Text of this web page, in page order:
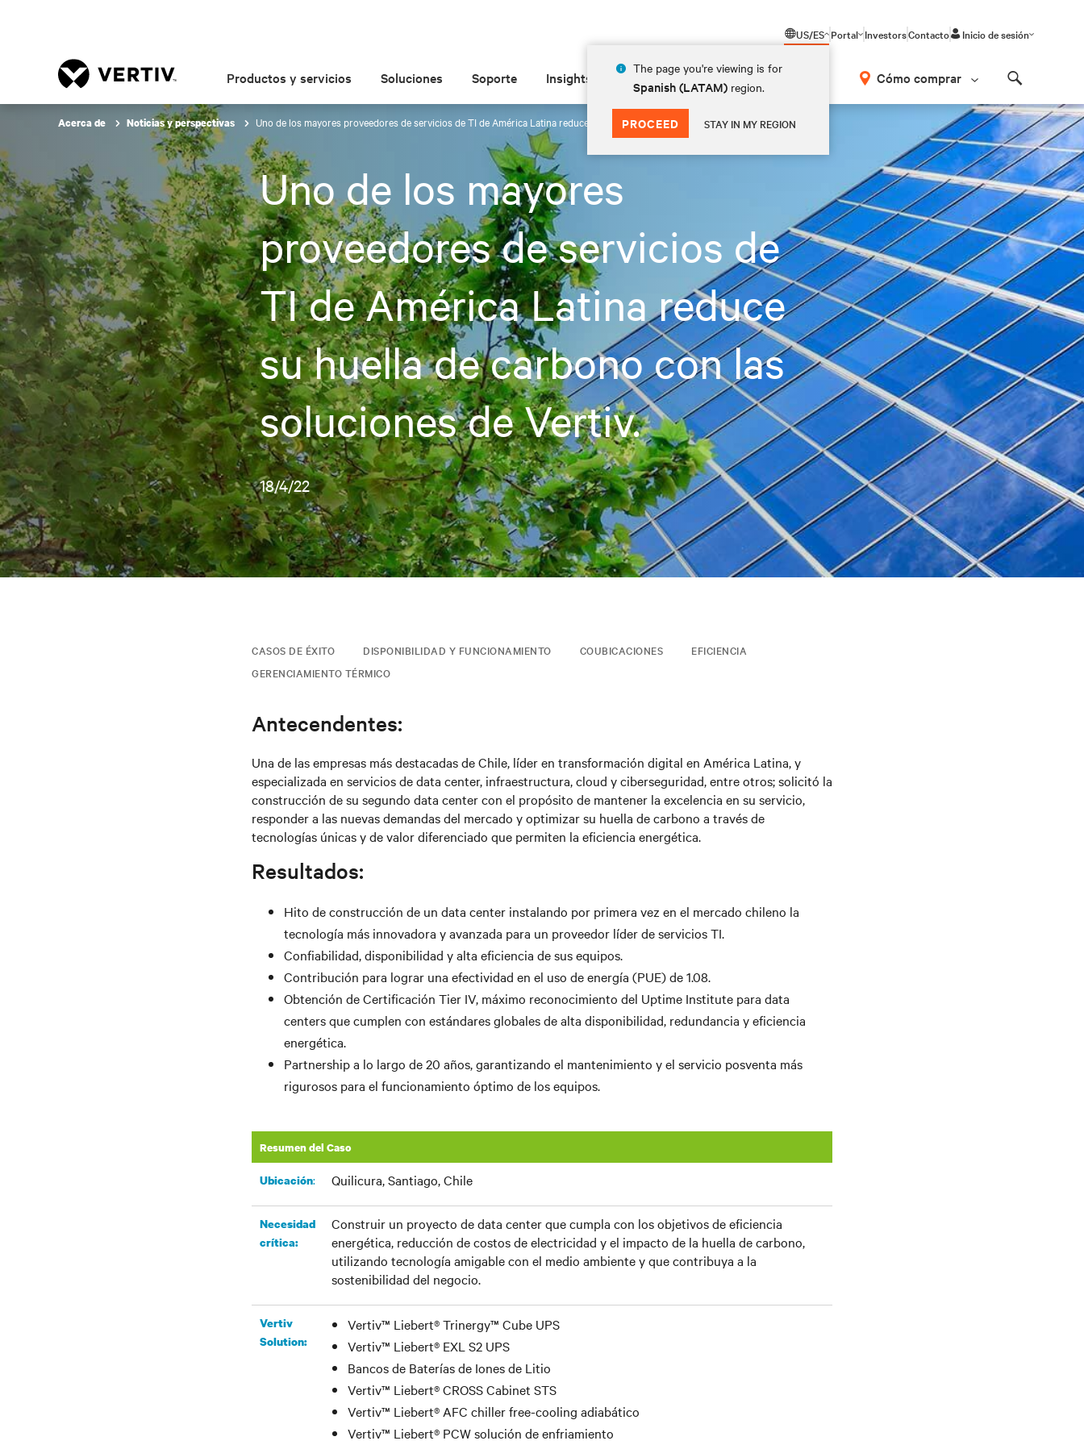
US/ES
The page you're viewing is for
Spanish (LATAM) region.
PROCEED STAY IN MY REGION
Portal InvestorsContacto Inicio de sesión
Productos y servicios Soluciones Soporte Insights Acerca de Cómo comprar
Acerca de Noticias y perspectivas Uno de los mayores proveedores de servicios de TI de América Latina reduce su huella de carbono con las soluciones de Vertiv.
Uno de los mayores
proveedores de servicios de
TI de América Latina reduce
su huella de carbono con las
soluciones de Vertiv.
18/4/22
CASOS DE ÉXITO DISPONIBILIDAD Y FUNCIONAMIENTO COUBICACIONES
EFICIENCIA
GERENCIAMIENTO TÉRMICO
Antecendentes:
Una de las empresas más destacadas de Chile, líder en transformación digital en América Latina, y
especializada en servicios de data center, infraestructura, cloud y ciberseguridad, entre otros; solicitó la
construcción de su segundo data center con el propósito de mantener la excelencia en su servicio,
responder a las nuevas demandas del mercado y optimizar su huella de carbono a través de
tecnologías únicas y de valor diferenciado que permiten la eficiencia energética.
Resultados:
Hito de construcción de un data center instalando por primera vez en el mercado chileno la
tecnología más innovadora y avanzada para un proveedor líder de servicios TI.
Confiabilidad, disponibilidad y alta eficiencia de sus equipos.
Contribución para lograr una efectividad en el uso de energía (PUE) de 1.08.
Obtención de Certificación Tier IV, máximo reconocimiento del Uptime Institute para data
centers que cumplen con estándares globales de alta disponibilidad, redundancia y eficiencia
energética.
Partnership a lo largo de 20 años, garantizando el mantenimiento y el servicio posventa más
rigurosos para el funcionamiento óptimo de los equipos.
Resumen del Caso
Ubicación:​ Quilicura, Santiago, Chile
Necesidad
crítica:
Construir un proyecto de data center que cumpla con los objetivos de eficiencia
energética, reducción de costos de electricidad y el impacto de la huella de carbono,
utilizando tecnología amigable con el medio ambiente y que contribuya a la
sostenibilidad del negocio.
Vertiv
Solution:
Vertiv™ Liebert® Trinergy™ Cube UPS
Vertiv™ Liebert® EXL S2 UPS
Bancos de Baterías de Iones de Litio
Vertiv™ Liebert® CROSS Cabinet STS
Vertiv™ Liebert® AFC chiller free-cooling adiabático
Vertiv™ Liebert® PCW solución de enfriamiento